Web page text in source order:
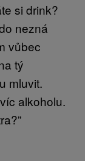
si drink?
nezná
vůbec
tý
mluvit.
alkoholu.